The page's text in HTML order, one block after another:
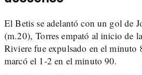
El Betis se adelantó con un gol de
(m.20), Torres empató al inicio de
Riviere fue expulsado en el minuto
marcó el 1-2 en el minuto 90.